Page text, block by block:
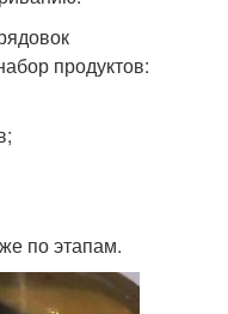
продуктов:
по этапам.